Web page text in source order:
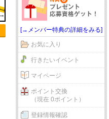
[→メンバー特典の詳細をみる]
お気に入り
行きたいイベント
マイページ
ポイント交換
（現在 0ポイント）
登録情報確認